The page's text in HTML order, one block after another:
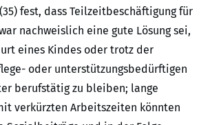
fest, dass Teilzeitbeschäftigung für
nachweislich eine gute Lösung sei,
eines Kindes oder trotz der
oder unterstützungsbedürftigen
berufstätig zu bleiben; lange
verkürzten Arbeitszeiten könnten